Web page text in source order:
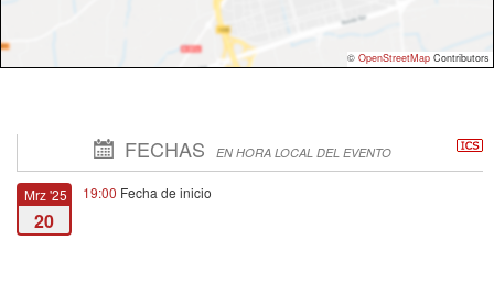
© OpenStreetMap Contributors
FECHAS EN HORA LOCAL DEL EVENTO
Mrz '25
20
19:00 Fecha de inicio